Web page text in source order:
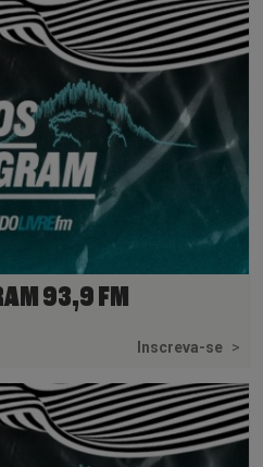
93,9 FM
Inscreva-se >